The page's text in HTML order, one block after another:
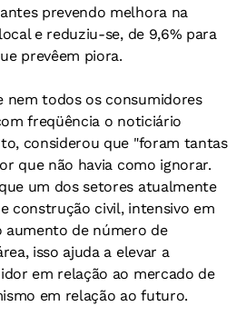
prevendo melhora na
e reduziu-se, de 9,6% para
prevêem piora.
nem todos os consumidores
freqüência o noticiário
considerou que "foram tantas
que não havia como ignorar.
um dos setores atualmente
construção civil, intensivo em
aumento de número de
isso ajuda a elevar a
em relação ao mercado de
em relação ao futuro.